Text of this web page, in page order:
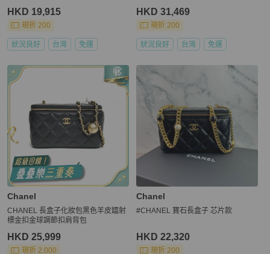
HKD 19,915
現折 200
狀況良好 台灣 免運
HKD 31,469
現折 200
狀況良好 台灣 免運
Chanel
CHANEL 長盒子化妝包黑色羊皮鐳射
標金扣金球調節扣肩背包
HKD 25,999
現折 2,000
Chanel
#CHANEL 寶石長盒子 芯片款
HKD 22,320
現折 200